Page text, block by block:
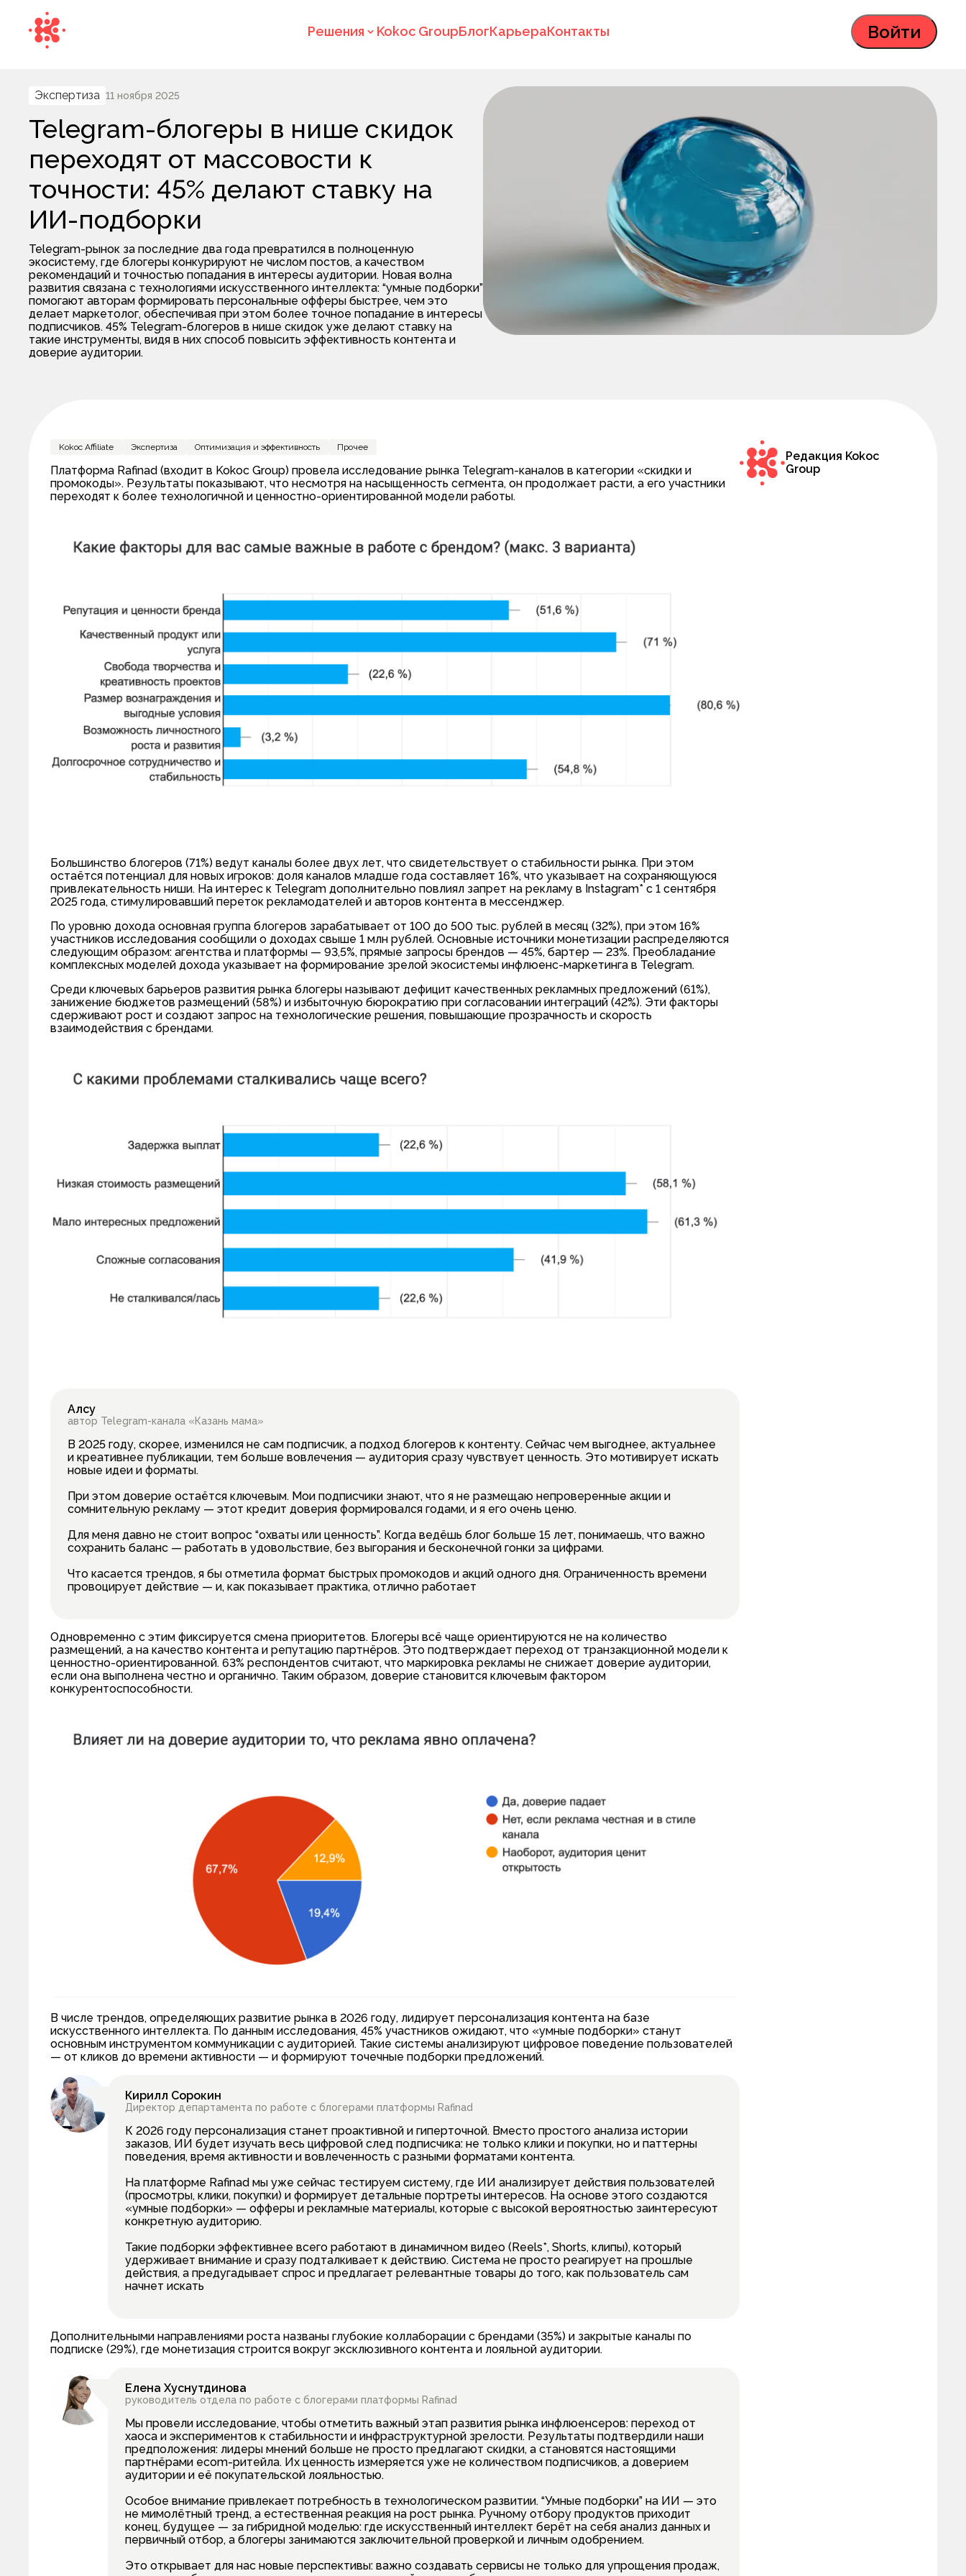
Решения Kokoc GroupБлогКарьераКонтакты Войти
Экспертиза 11 ноября 2025
Telegram-блогеры в нише скидок
переходят от массовости к
точности: 45% делают ставку на
ИИ-подборки
Telegram-рынок за последние два года превратился в полноценную
экосистему, где блогеры конкурируют не числом постов, а качеством
рекомендаций и точностью попадания в интересы аудитории. Новая волна
развития связана с технологиями искусственного интеллекта: “умные подборки”
помогают авторам формировать персональные офферы быстрее, чем это
делает маркетолог, обеспечивая при этом более точное попадание в интересы
подписчиков. 45% Telegram-блогеров в нише скидок уже делают ставку на
такие инструменты, видя в них способ повысить эффективность контента и
доверие аудитории.
Kokoc Affiliate Экспертиза Оптимизация и эффективность Прочее
Платформа Rafinad (входит в Kokoc Group) провела исследование рынка Telegram-каналов в категории «скидки и
промокоды». Результаты показывают, что несмотря на насыщенность сегмента, он продолжает расти, а его участники
переходят к более технологичной и ценностно-ориентированной модели работы.
Большинство блогеров (71%) ведут каналы более двух лет, что свидетельствует о стабильности рынка. При этом
остаётся потенциал для новых игроков: доля каналов младше года составляет 16%, что указывает на сохраняющуюся
привлекательность ниши. На интерес к Telegram дополнительно повлиял запрет на рекламу в Instagram* с 1 сентября
2025 года, стимулировавший переток рекламодателей и авторов контента в мессенджер.
По уровню дохода основная группа блогеров зарабатывает от 100 до 500 тыс. рублей в месяц (32%), при этом 16%
участников исследования сообщили о доходах свыше 1 млн рублей. Основные источники монетизации распределяются
следующим образом: агентства и платформы — 93,5%, прямые запросы брендов — 45%, бартер — 23%. Преобладание
комплексных моделей дохода указывает на формирование зрелой экосистемы инфлюенс-маркетинга в Telegram.
Среди ключевых барьеров развития рынка блогеры называют дефицит качественных рекламных предложений (61%),
занижение бюджетов размещений (58%) и избыточную бюрократию при согласовании интеграций (42%). Эти факторы
сдерживают рост и создают запрос на технологические решения, повышающие прозрачность и скорость
взаимодействия с брендами.
Алсу
автор Telegram-канала «Казань мама»
В 2025 году, скорее, изменился не сам подписчик, а подход блогеров к контенту. Сейчас чем выгоднее, актуальнее
и креативнее публикации, тем больше вовлечения — аудитория сразу чувствует ценность. Это мотивирует искать
новые идеи и форматы.
При этом доверие остаётся ключевым. Мои подписчики знают, что я не размещаю непроверенные акции и
сомнительную рекламу — этот кредит доверия формировался годами, и я его очень ценю.
Для меня давно не стоит вопрос “охваты или ценность”. Когда ведёшь блог больше 15 лет, понимаешь, что важно
сохранить баланс — работать в удовольствие, без выгорания и бесконечной гонки за цифрами.
Что касается трендов, я бы отметила формат быстрых промокодов и акций одного дня. Ограниченность времени
провоцирует действие — и, как показывает практика, отлично работает
Одновременно с этим фиксируется смена приоритетов. Блогеры всё чаще ориентируются не на количество
размещений, а на качество контента и репутацию партнёров. Это подтверждает переход от транзакционной модели к
ценностно-ориентированной. 63% респондентов считают, что маркировка рекламы не снижает доверие аудитории,
если она выполнена честно и органично. Таким образом, доверие становится ключевым фактором
конкурентоспособности.
В числе трендов, определяющих развитие рынка в 2026 году, лидирует персонализация контента на базе
искусственного интеллекта. По данным исследования, 45% участников ожидают, что «умные подборки» станут
основным инструментом коммуникации с аудиторией. Такие системы анализируют цифровое поведение пользователей
— от кликов до времени активности — и формируют точечные подборки предложений.
Кирилл Сорокин
Директор департамента по работе с блогерами платформы Rafinad
К 2026 году персонализация станет проактивной и гиперточной. Вместо простого анализа истории
заказов, ИИ будет изучать весь цифровой след подписчика: не только клики и покупки, но и паттерны
поведения, время активности и вовлеченность с разными форматами контента.
На платформе Rafinad мы уже сейчас тестируем систему, где ИИ анализирует действия пользователей
(просмотры, клики, покупки) и формирует детальные портреты интересов. На основе этого создаются
«умные подборки» — офферы и рекламные материалы, которые с высокой вероятностью заинтересуют
конкретную аудиторию.
Такие подборки эффективнее всего работают в динамичном видео (Reels*, Shorts, клипы), который
удерживает внимание и сразу подталкивает к действию. Система не просто реагирует на прошлые
действия, а предугадывает спрос и предлагает релевантные товары до того, как пользователь сам
начнет искать
Дополнительными направлениями роста названы глубокие коллаборации с брендами (35%) и закрытые каналы по
подписке (29%), где монетизация строится вокруг эксклюзивного контента и лояльной аудитории.
Елена Хуснутдинова
руководитель отдела по работе с блогерами платформы Rafinad
Мы провели исследование, чтобы отметить важный этап развития рынка инфлюенсеров: переход от
хаоса и экспериментов к стабильности и инфраструктурной зрелости. Результаты подтвердили наши
предположения: лидеры мнений больше не просто предлагают скидки, а становятся настоящими
партнёрами ecom-ритейла. Их ценность измеряется уже не количеством подписчиков, а доверием
аудитории и её покупательской лояльностью.
Особое внимание привлекает потребность в технологическом развитии. “Умные подборки” на ИИ — это
не мимолётный тренд, а естественная реакция на рост рынка. Ручному отбору продуктов приходит
конец, будущее — за гибридной моделью: где искусственный интеллект берёт на себя анализ данных и
первичный отбор, а блогеры занимаются заключительной проверкой и личным одобрением.
Это открывает для нас новые перспективы: важно создавать сервисы не только для упрощения продаж,
Редакция Kokoc
Group